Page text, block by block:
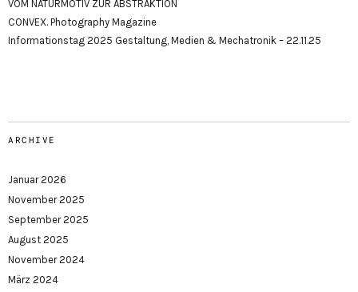
VOM NATURMOTIV ZUR ABSTRAKTION
CONVEX. Photography Magazine
Informationstag 2025 Gestaltung, Medien & Mechatronik – 22.11.25
ARCHIVE
Januar 2026
November 2025
September 2025
August 2025
November 2024
März 2024